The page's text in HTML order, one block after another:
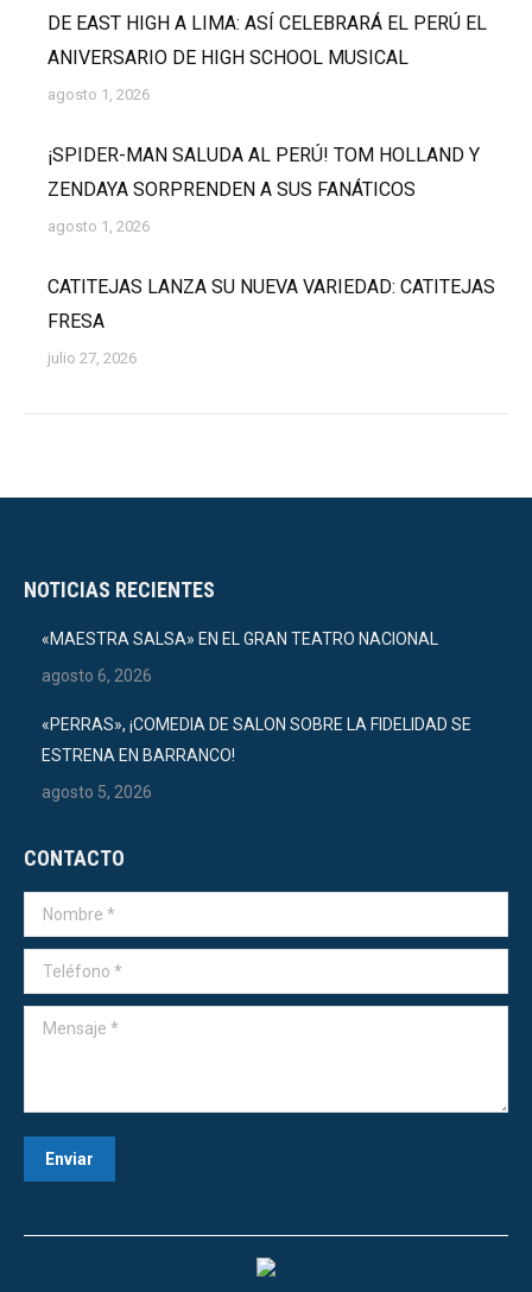
DE EAST HIGH A LIMA: ASÍ CELEBRARÁ EL PERÚ EL
ANIVERSARIO DE HIGH SCHOOL MUSICAL
agosto 1, 2026
¡SPIDER-MAN SALUDA AL PERÚ! TOM HOLLAND Y
ZENDAYA SORPRENDEN A SUS FANÁTICOS
agosto 1, 2026
CATITEJAS LANZA SU NUEVA VARIEDAD: CATITEJAS
FRESA
julio 27, 2026
NOTICIAS RECIENTES
«MAESTRA SALSA» EN EL GRAN TEATRO NACIONAL
agosto 6, 2026
«PERRAS», ¡COMEDIA DE SALON SOBRE LA FIDELIDAD SE
ESTRENA EN BARRANCO!
agosto 5, 2026
CONTACTO
Nombre *
Teléfono *
Mensaje *
Enviar